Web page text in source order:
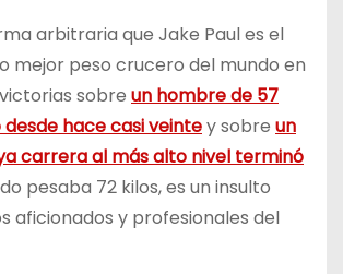
arbitraria que Jake Paul es el
mejor peso crucero del mundo en
sobre un hombre de 57
hace casi veintey sobre un
carrera al más alto nivel terminó
pesaba 72 kilos, es un insulto
aficionados y profesionales del